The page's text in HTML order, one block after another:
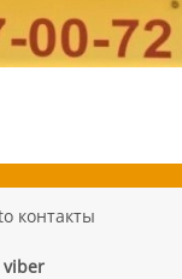
контакты
viber